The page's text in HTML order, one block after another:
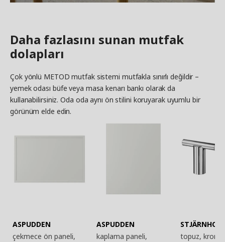
Daha fazlasını sunan mutfak
dolapları
Çok yönlü METOD mutfak sistemi mutfakla sınırlı değildir –
yemek odası büfe veya masa kenarı bankı olarak da
kullanabilirsiniz. Oda oda aynı ön stilini koruyarak uyumlu bir
görünüm elde edin.
ASPUDDEN
çekmece ön paneli,
ASPUDDEN
kaplama paneli,
STJÄRNHOV
topuz, krom